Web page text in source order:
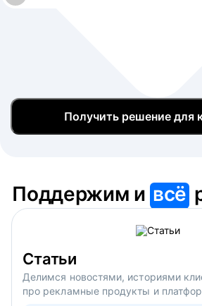
Получить решение для
Поддержим ивсё
Статьи
Делимся новостями, историями
про рекламные продукты и